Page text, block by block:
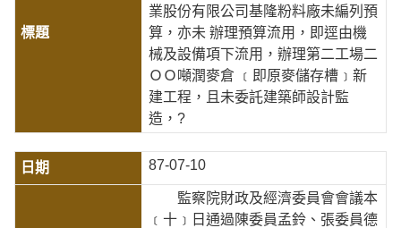
業股份有限公司基隆粉料廠未編列預
算，亦未 辦理預算流用，即逕由機
械及設備項下流用，辦理第二工場二
ＯＯ噸潤麥倉 ﹝即原麥儲存槽﹞新
建工程，且未委託建築師設計監
造，?
87-07-10
監察院財政及經濟委員會會議本
﹝十﹞日通過陳委員孟鈴、張委員德